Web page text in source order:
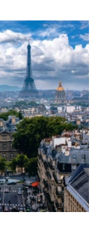
onun
İsrail buna razı